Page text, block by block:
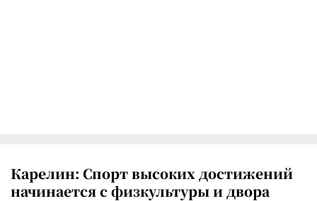
Карелин: Спорт высоких достижений
начинается с физкультуры и двора